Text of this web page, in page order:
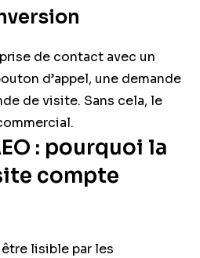
de contact avec un
d’appel, une demande
de visite. Sans cela, le
: pourquoi la
compte
lisible par les